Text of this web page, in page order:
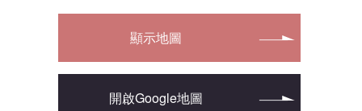
顯示地圖
開啟Google地圖